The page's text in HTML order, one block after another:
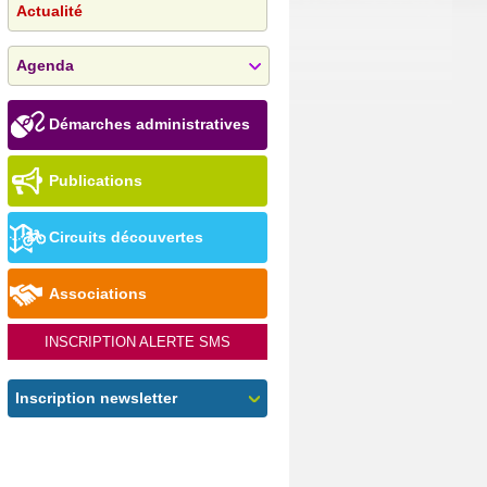
Actualité
Agenda
Démarches administratives
Publications
Circuits découvertes
Associations
INSCRIPTION ALERTE SMS
Inscription newsletter